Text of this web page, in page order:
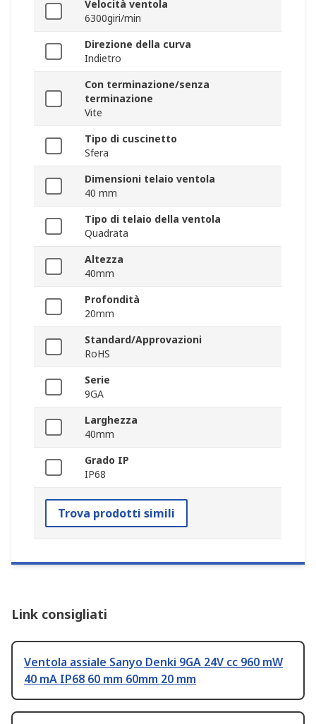
Velocità ventola
6300giri/min
Direzione della curva
Indietro
Con terminazione/senza
terminazione
Vite
Tipo di cuscinetto
Sfera
Dimensioni telaio ventola
40 mm
Tipo di telaio della ventola
Quadrata
Altezza
40mm
Profondità
20mm
Standard/Approvazioni
RoHS
Serie
9GA
Larghezza
40mm
Grado IP
IP68
Trova prodotti simili
Link consigliati
Ventola assiale Sanyo Denki 9GA 24V cc 960 mW
40 mA IP68 60 mm 60mm 20 mm